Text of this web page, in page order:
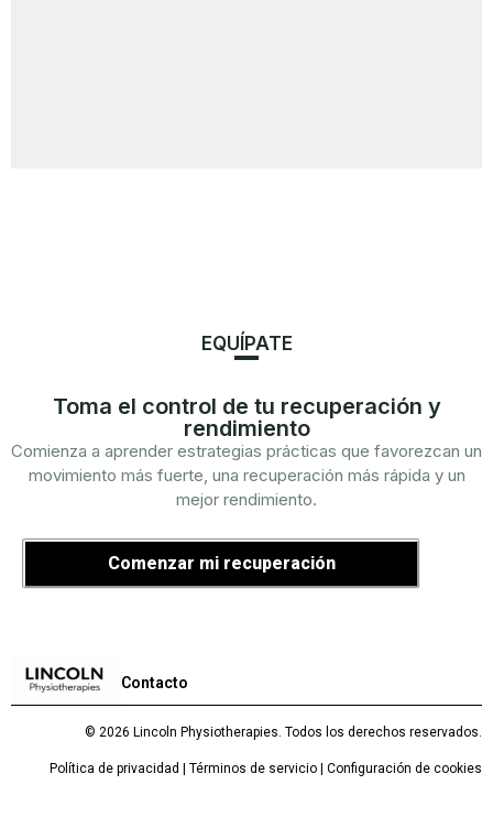
EQUÍPATE
Toma el control de tu recuperación y
rendimiento
Comienza a aprender estrategias prácticas que favorezcan un
movimiento más fuerte, una recuperación más rápida y un
mejor rendimiento.
Comenzar mi recuperación
Contacto
© 2026 Lincoln Physiotherapies. Todos los derechos reservados.
Política de privacidad | Términos de servicio | Configuración de cookies